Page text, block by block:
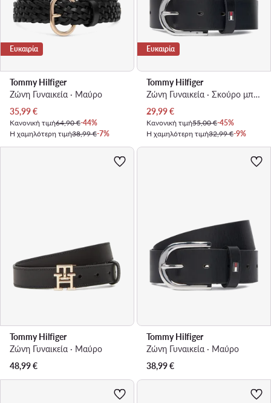
Ευκαιρία
Tommy Hilfiger
Ζώνη Γυναικεία · Μαύρο
Τρέχουσα τιμή
35,99€
Κανονική τιμή64,90 €-44%
Η χαμηλότερη τιμή38,99 €-7%
Ευκαιρία
Tommy Hilfiger
Ζώνη Γυναικεία · Σκούρο μπλε
Τρέχουσα τιμή
29,99€
Κανονική τιμή55,00 €-45%
Η χαμηλότερη τιμή32,99 €-9%
Tommy Hilfiger
Ζώνη Γυναικεία · Μαύρο
48,99€
Tommy Hilfiger
Ζώνη Γυναικεία · Μαύρο
38,99€